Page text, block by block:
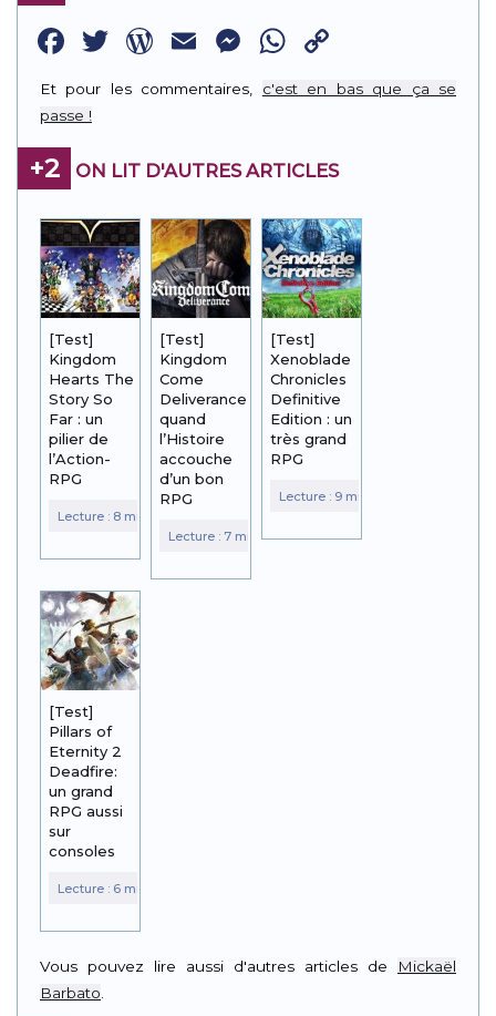
Facebook
Twitter
WordPress
EmailMessenger
WhatsApp
Link
Et pour les commentaires, c'est en bas que ça se
passe !
+2 ON LIT D'AUTRES ARTICLES
[Test]
Kingdom
Hearts The
Story So
Far : un
pilier de
l’Action-
RPG
[Test]
Kingdom
Come
Deliverance :
quand
l’Histoire
accouche
d’un bon
RPG
[Test]
Xenoblade
Chronicles
Definitive
Edition : un
très grand
RPG
[Test]
Pillars of
Eternity 2
Deadfire:
un grand
RPG aussi
sur
consoles
Vous pouvez lire aussi d'autres articles de
Mickaël
Barbato